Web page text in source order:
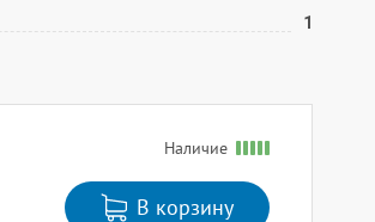
1
Наличие
В корзину